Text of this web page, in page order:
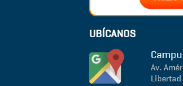
UBÍCANOS
Av.
Libertad